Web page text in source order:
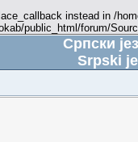
instead in /
public_html/forum/
Српски
Srpski